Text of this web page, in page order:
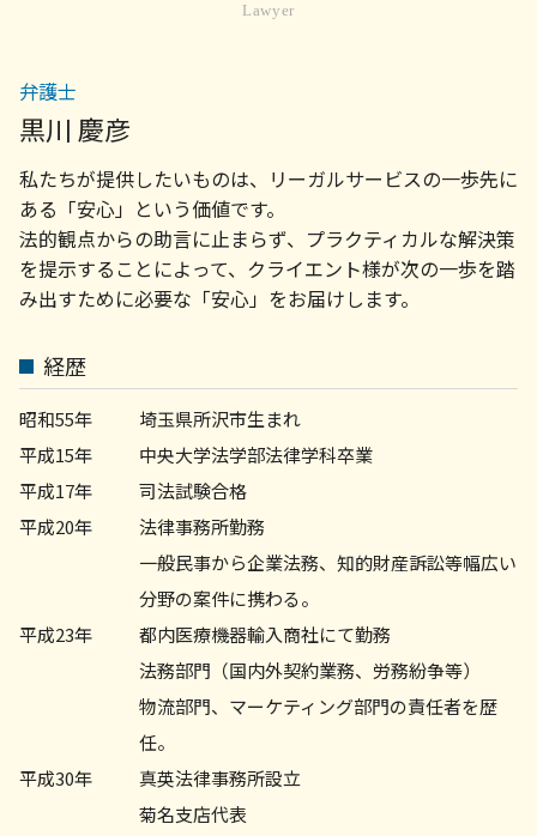
遺産分割協議がまとまらない
不動産 売買契約 解除
賃貸契約
明け渡し 訴訟
契約書 リーガル チェックとは
会社 顧問弁護士
債権 取り立て
顧問弁護士 契約
債権回収の方法
法律事務所 債権回収
法人 破産 スケジュール
不動産トラブル 菊名
労務問題 弁護士 相談 町田市
企業法務 弁護士 相談 世田谷区
不動産トラブル 弁護士 相談 世田谷区
相続問題 弁護士 相談 町田市
顧問弁護士 相談 世田谷区
企業法務 弁護士 相談 町田市
労務問題 弁護士 相談 横浜市
企業法務 弁護士 相談 横浜市
Lawyer
弁護士
黒川 慶彦
私たちが提供したいものは、リーガルサービスの一歩先に
ある「安心」という価値です。
法的観点からの助言に止まらず、プラクティカルな解決策
を提示することによって、クライエント様が次の一歩を踏
み出すために必要な「安心」をお届けします。
経歴
昭和55年
埼玉県所沢市生まれ
平成15年
中央大学法学部法律学科卒業
平成17年
司法試験合格
平成20年
法律事務所勤務
一般民事から企業法務、知的財産訴訟等幅広い
分野の案件に携わる。
平成23年
都内医療機器輸入商社にて勤務
法務部門（国内外契約業務、労務紛争等）
物流部門、マーケティング部門の責任者を歴
任。
平成30年
真英法律事務所設立
菊名支店代表